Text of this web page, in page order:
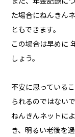
た場合にねんきん
ともできます。
この場合は早めに
しょう。
不安に思っている
られるのではない
ねんきんネットに
き、明るい老後を